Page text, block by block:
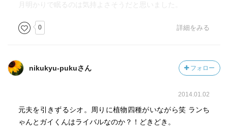
月明かりで眠るのは気持よさそうだと思いました。
0 詳細をみる
nikukyu-pukuさん フォロー
2014.01.02
元夫を引きずるシオ。周りに植物四種がいながら笑 ランち
ゃんとガイくんはライバルなのか？！どきどき。